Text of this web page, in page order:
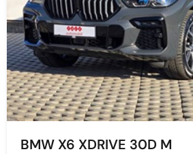
BMW X6 XDRIVE 30D M